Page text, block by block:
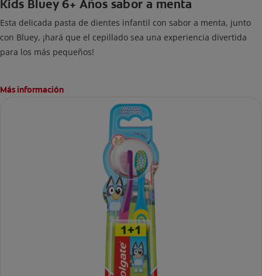
Kids Bluey 6+ Años sabor a menta
Esta delicada pasta de dientes infantil con sabor a menta, junto
con Bluey, ¡hará que el cepillado sea una experiencia divertida
para los más pequeños!
Más información